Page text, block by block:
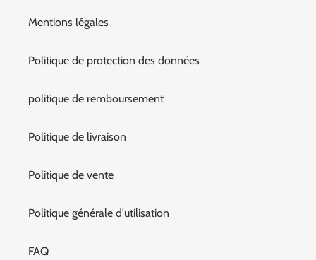
Mentions légales
Politique de protection des données
politique de remboursement
Politique de livraison
Politique de vente
Politique générale d'utilisation
FAQ